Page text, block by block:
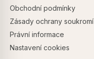
Obchodní podmínky
Zásady ochrany soukromí
Právní informace
Nastavení cookies